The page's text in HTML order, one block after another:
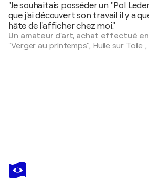
"Je souhaitais posséder un "Pol
que j'ai découvert son travail il y a
hâte de l'afficher chez moi."
Un amateur d'art, achat effectué
"Verger au printemps", Huile sur Toile ,
POL
LEDENT